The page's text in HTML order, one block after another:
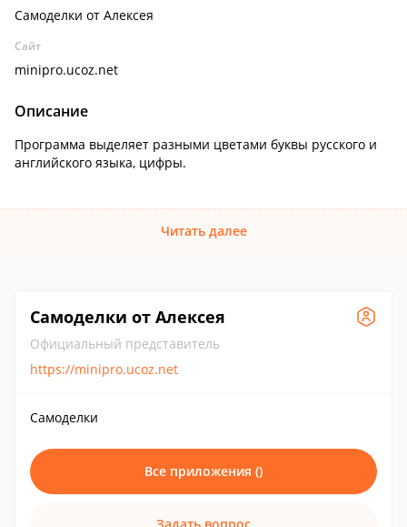
Самоделки от Алексея
Сайт
minipro.ucoz.net
Описание
Программа выделяет разными цветами буквы русского и
английского языка, цифры.
Читать далее
Самоделки от Алексея
Официальный представитель
https://minipro.ucoz.net
Самоделки
Все приложения ()